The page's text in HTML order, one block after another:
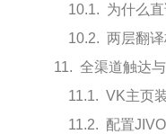
为什么
两层翻
全渠道触达
VK主页
配置